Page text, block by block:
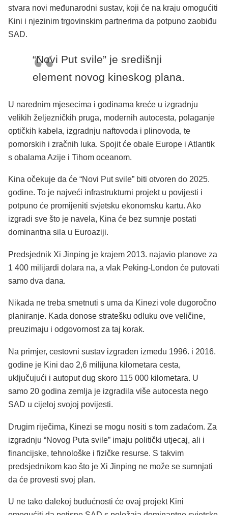
stvara novi međunarodni sustav, koji će na kraju omogućiti
Kini i njezinim trgovinskim partnerima da potpuno zaobiđu
SAD.
“Novi Put svile” je središnji
element novog kineskog plana.
U narednim mjesecima i godinama kreće u izgradnju
velikih željezničkih pruga, modernih autocesta, polaganje
optičkih kabela, izgradnju naftovoda i plinovoda, te
pomorskih i zračnih luka. Spojit će obale Europe i Atlantik
s obalama Azije i Tihom oceanom.
Kina očekuje da će “Novi Put svile” biti otvoren do 2025.
godine. To je najveći infrastrukturni projekt u povijesti i
potpuno će promijeniti svjetsku ekonomsku kartu. Ako
izgradi sve što je navela, Kina će bez sumnje postati
dominantna sila u Euroaziji.
Predsjednik Xi Jinping je krajem 2013. najavio planove za
1 400 milijardi dolara na, a vlak Peking-London će putovati
samo dva dana.
Nikada ne treba smetnuti s uma da Kinezi vole dugoročno
planiranje. Kada donose stratešku odluku ove veličine,
preuzimaju i odgovornost za taj korak.
Na primjer, cestovni sustav izgrađen između 1996. i 2016.
godine je Kini dao 2,6 milijuna kilometara cesta,
uključujući i autoput dug skoro 115 000 kilometara. U
samo 20 godina zemlja je izgradila više autocesta nego
SAD u cijeloj svojoj povijesti.
Drugim riječima, Kinezi se mogu nositi s tom zadaćom. Za
izgradnju “Novog Puta svile” imaju politički utjecaj, ali i
financijske, tehnološke i fizičke resurse. S takvim
predsjednikom kao što je Xi Jinping ne može se sumnjati
da će provesti svoj plan.
U ne tako dalekoj budućnosti će ovaj projekt Kini